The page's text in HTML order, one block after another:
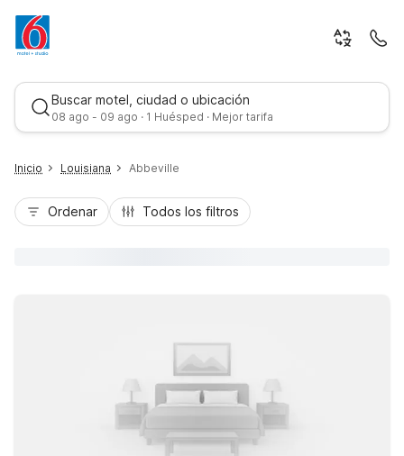
Buscar motel, ciudad o ubicación
08 ago - 09 ago · 1 Huésped · Mejor tarifa
Inicio Louisiana Abbeville
Ordenar Todos los filtros